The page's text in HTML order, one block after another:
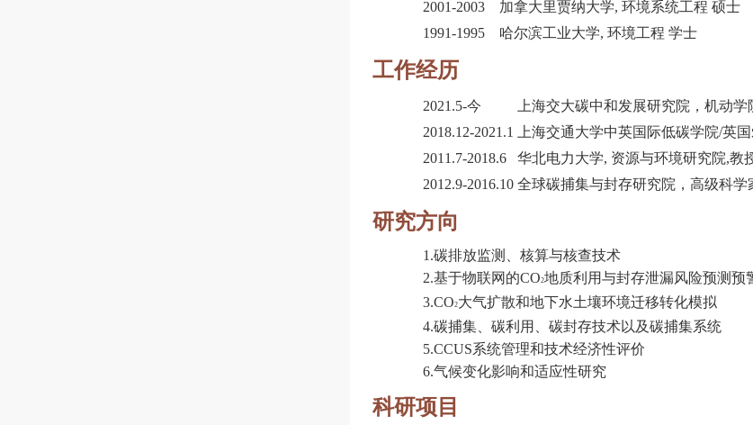
2001-2003 加拿大里贾纳大学, 环境系统工程 硕士
1991-1995 哈尔滨工业大学, 环境工程 学士
工作经历
2021.5-今 上海交大碳中和发展研究院，机动学
2018.12-2021.1 上海交通大学中英国际低碳学院/英
2011.7-2018.6 华北电力大学, 资源与环境研究院,教
2012.9-2016.10 全球碳捕集与封存研究院，高级科
研究方向
1.碳排放监测、核算与核查技术
2.基于物联网的CO2地质利用与封存泄漏风险预测预
3.CO2大气扩散和地下水土壤环境迁移转化模拟
4.碳捕集、碳利用、碳封存技术以及碳捕集系统
5.CCUS系统管理和技术经济性评价
6.气候变化影响和适应性研究
科研项目